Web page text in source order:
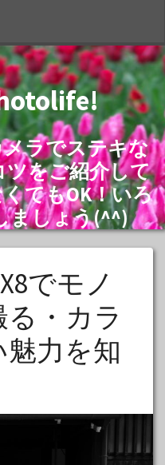
ラでステキな
をご紹介して
てもOK！いろ
ましょう(^^)
でモノ
・カラ
力を知